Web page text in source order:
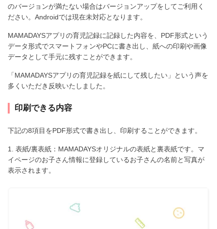
のバージョンが満たない場合はバージョンアップをしてご利用く
ださい。Androidでは現在未対応となります。
MAMADAYSアプリの育児記録に記録した内容を、PDF形式という
データ形式でスマートフォンやPCに書き出し、紙への印刷や画像
データとして手元に残すことができます。
「MAMADAYSアプリの育児記録を紙にして残したい」という声を
多くいただき反映いたしました。
印刷できる内容
下記の8項目をPDF形式で書き出し、印刷することができます。
1. 表紙/裏表紙：MAMADAYSオリジナルの表紙と裏表紙です。マ
イページのお子さん情報に登録しているお子さんの名前と写真が
表示されます。